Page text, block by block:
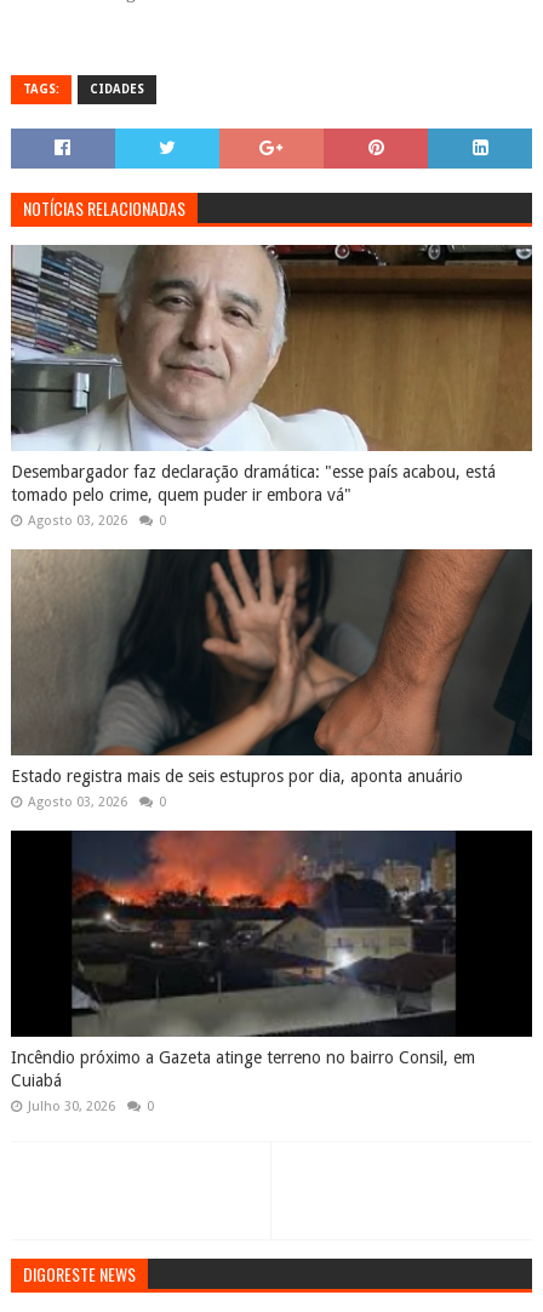
TAGS: CIDADES
NOTÍCIAS RELACIONADAS
Desembargador faz declaração dramática: "esse país acabou, está
tomado pelo crime, quem puder ir embora vá"
Agosto 03, 2026 0
Estado registra mais de seis estupros por dia, aponta anuário
Agosto 03, 2026 0
Incêndio próximo a Gazeta atinge terreno no bairro Consil, em
Cuiabá
Julho 30, 2026 0
DIGORESTE NEWS